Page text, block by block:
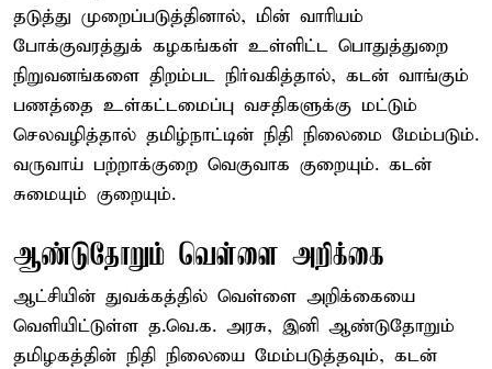
தடுத்து முறைப்படுத்தினால், மின் வாரியம்
போக்குவரத்துக் கழகங்கள் உள்ளிட்ட பொதுத்துறை
நிறுவனங்களை திறம்பட நிர்வகித்தால், கடன் வாங்கும்
பணத்தை உள்கட்டமைப்பு வசதிகளுக்கு மட்டும்
செலவழித்தால் தமிழ்நாட்டின் நிதி நிலைமை மேம்படும்.
வருவாய் பற்றாக்குறை வெகுவாக குறையும். கடன்
சுமையும் குறையும்.
ஆண்டுதோறும் வெள்ளை அறிக்கை
ஆட்சியின் துவக்கத்தில் வெள்ளை அறிக்கையை
வெளியிட்டுள்ள த.வெ.க. அரசு, இனி ஆண்டுதோறும்
தமிழகத்தின் நிதி நிலையை மேம்படுத்தவும், கடன்